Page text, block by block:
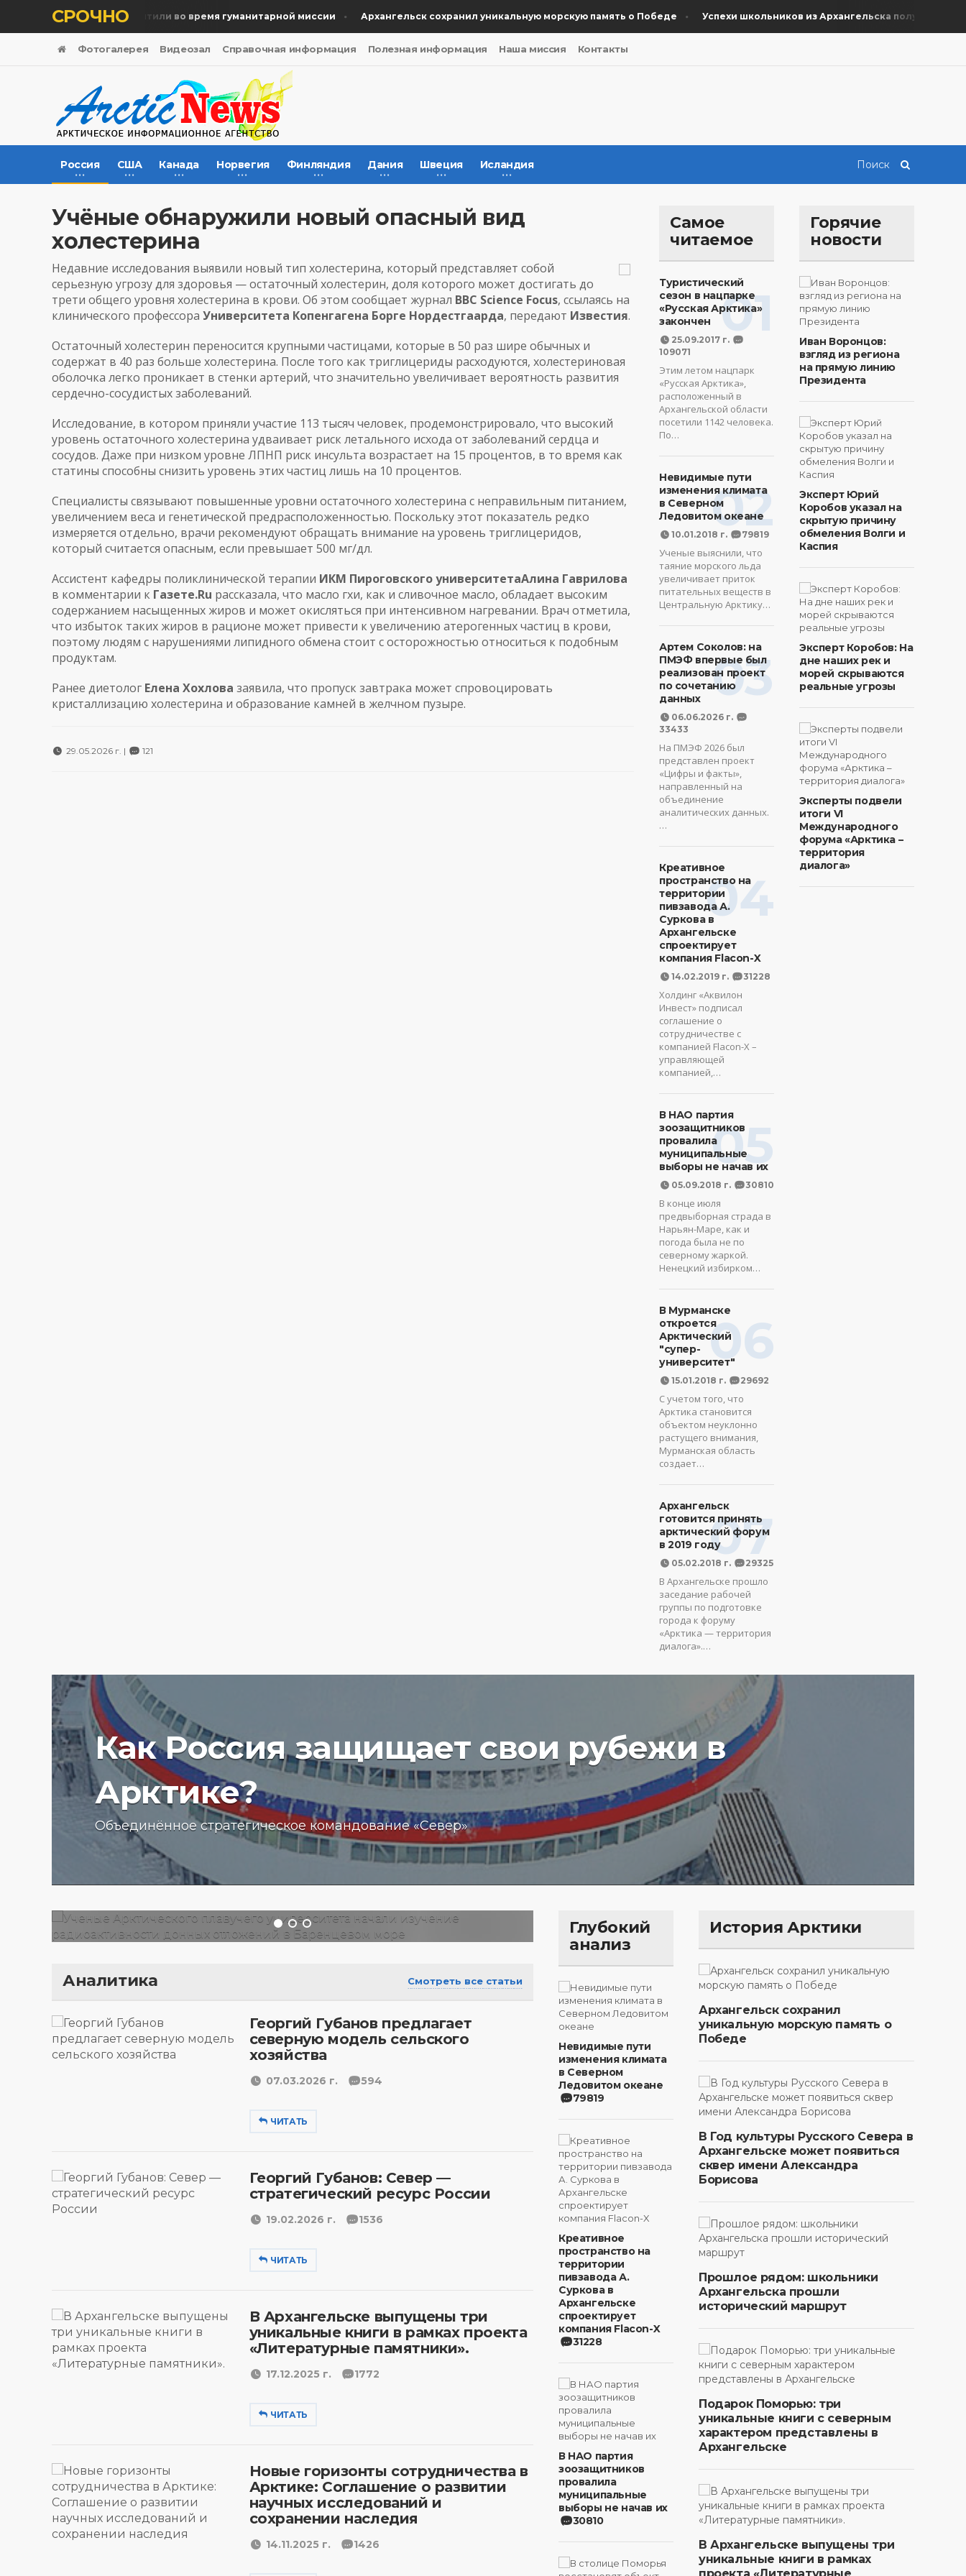
СРОЧНО
Память жертв почтили во время гуманитарной миссии Архангельск сохранил уникальную морскую память о Победе Успехи школьников из Архангельска получили
Фотогалерея Видеозал Справочная информация Полезная информация Наша миссия Контакты
Россия США Канада Норвегия Финляндия Дания Швеция Исландия
Учёные обнаружили новый опасный вид
холестерина
Недавние исследования выявили новый тип холестерина, который представляет собой
серьезную угрозу для здоровья — остаточный холестерин, доля которого может достигать до
трети общего уровня холестерина в крови. Об этом сообщает журнал BBC Science Focus, ссылаясь на
клинического профессора Университета Копенгагена Борге Нордестгаарда, передают Известия.
Остаточный холестерин переносится крупными частицами, которые в 50 раз шире обычных и
содержат в 40 раз больше холестерина. После того как триглицериды расходуются, холестериновая
оболочка легко проникает в стенки артерий, что значительно увеличивает вероятность развития
сердечно-сосудистых заболеваний.
Исследование, в котором приняли участие 113 тысяч человек, продемонстрировало, что высокий
уровень остаточного холестерина удваивает риск летального исхода от заболеваний сердца и
сосудов. Даже при низком уровне ЛПНП риск инсульта возрастает на 15 процентов, в то время как
статины способны снизить уровень этих частиц лишь на 10 процентов.
Специалисты связывают повышенные уровни остаточного холестерина с неправильным питанием,
увеличением веса и генетической предрасположенностью. Поскольку этот показатель редко
измеряется отдельно, врачи рекомендуют обращать внимание на уровень триглицеридов,
который считается опасным, если превышает 500 мг/дл.
Ассистент кафедры поликлинической терапии ИКМ Пироговского университетаАлина Гаврилова
в комментарии к Газете.Ru рассказала, что масло гхи, как и сливочное масло, обладает высоким
содержанием насыщенных жиров и может окисляться при интенсивном нагревании. Врач отметила,
что избыток таких жиров в рационе может привести к увеличению атерогенных частиц в крови,
поэтому людям с нарушениями липидного обмена стоит с осторожностью относиться к подобным
продуктам.
Ранее диетолог Елена Хохлова заявила, что пропуск завтрака может спровоцировать
кристаллизацию холестерина и образование камней в желчном пузыре.
29.05.2026 г. | 121
Самое
читаемое
01
Туристический
сезон в нацпарке
«Русская Арктика»
закончен
25.09.2017 г.
109071
Этим летом нацпарк
«Русская Арктика»,
расположенный в
Архангельской области
посетили 1142 человека.
По…
02
Невидимые пути
изменения климата
в Северном
Ледовитом океане
10.01.2018 г. 79819
Ученые выяснили, что
таяние морского льда
увеличивает приток
питательных веществ в
Центральную Арктику…
03
Артем Соколов: на
ПМЭФ впервые был
реализован проект
по сочетанию
данных
06.06.2026 г.
33433
На ПМЭФ 2026 был
представлен проект
«Цифры и факты»,
направленный на
объединение
аналитических данных.
…
04
Креативное
пространство на
территории
пивзавода А.
Суркова в
Архангельске
спроектирует
компания Flacon-X
14.02.2019 г. 31228
Холдинг «Аквилон
Инвест» подписал
соглашение о
сотрудничестве с
компанией Flacon-X –
управляющей
компанией,…
05
В НАО партия
зоозащитников
провалила
муниципальные
выборы не начав их
05.09.2018 г. 30810
В конце июля
предвыборная страда в
Нарьян-Маре, как и
погода была не по
северному жаркой.
Ненецкий избирком…
06
В Мурманске
откроется
Арктический
"супер-
университет"
15.01.2018 г. 29692
С учетом того, что
Арктика становится
объектом неуклонно
растущего внимания,
Мурманская область
создает…
07
Архангельск
готовится принять
арктический форум
в 2019 году
05.02.2018 г. 29325
В Архангельске прошло
заседание рабочей
группы по подготовке
города к форуму
«Арктика — территория
диалога».…
Горячие
новости
Иван Воронцов:
взгляд из региона
на прямую линию
Президента
Эксперт Юрий
Коробов указал на
скрытую причину
обмеления Волги и
Каспия
Эксперт Коробов: На
дне наших рек и
морей скрываются
реальные угрозы
Эксперты подвели
итоги VI
Международного
форума «Арктика –
территория
диалога»
Как Россия защищает свои рубежи в
Арктике?
Объединённое стратегическое командование «Север»
Ученые Арктического плавучего
университета начали изучение
радиоактивности донных
отложений в Баренцевом море
Бизнесу вредят пустые
обещания: Юрий Коробов о
проблемах чрезмерного
кредитования в РФ
Аналитика Смотреть все статьи
Георгий Губанов предлагает
северную модель сельского
хозяйства
07.03.2026 г. 594
ЧИТАТЬ
Георгий Губанов: Север —
стратегический ресурс России
19.02.2026 г. 1536
ЧИТАТЬ
В Архангельске выпущены три
уникальные книги в рамках проекта
«Литературные памятники».
17.12.2025 г. 1772
ЧИТАТЬ
Новые горизонты сотрудничества в
Арктике: Соглашение о развитии
научных исследований и
сохранении наследия
14.11.2025 г. 1426
Глубокий
анализ
Невидимые пути
изменения климата
в Северном
Ледовитом океане
79819
Креативное
пространство на
территории
пивзавода А.
Суркова в
Архангельске
спроектирует
компания Flacon-X
31228
В НАО партия
зоозащитников
провалила
муниципальные
выборы не начав их
30810
История Арктики
Архангельск сохранил
уникальную морскую память о
Победе
В Год культуры Русского Севера в
Архангельске может появиться
сквер имени Александра
Борисова
Прошлое рядом: школьники
Архангельска прошли
исторический маршрут
Подарок Поморью: три
уникальные книги с северным
характером представлены в
Архангельске
В Архангельске выпущены три
уникальные книги в рамках